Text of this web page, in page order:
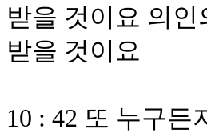
받을 것이요 의
받을 것이요
10 : 42 또 누구